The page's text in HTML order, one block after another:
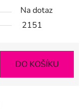
Na dotaz
2151
DO KOŠÍKU